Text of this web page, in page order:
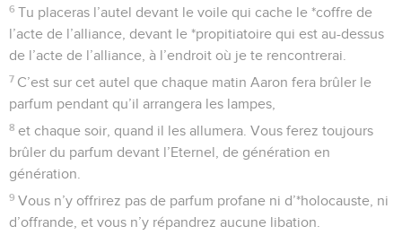
6 Tu placeras l’autel devant le voile qui cache le *coffre de
l’acte de l’alliance, devant le *propitiatoire qui est au-dessus
de l’acte de l’alliance, à l’endroit où je te rencontrerai.
7 C’est sur cet autel que chaque matin Aaron fera brûler le
parfum pendant qu’il arrangera les lampes,
8 et chaque soir, quand il les allumera. Vous ferez toujours
brûler du parfum devant l’Eternel, de génération en
génération.
9 Vous n’y offrirez pas de parfum profane ni d’*holocauste, ni
d’offrande, et vous n’y répandrez aucune libation.